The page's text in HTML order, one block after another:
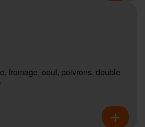
fromage, oeuf, poivrons, double